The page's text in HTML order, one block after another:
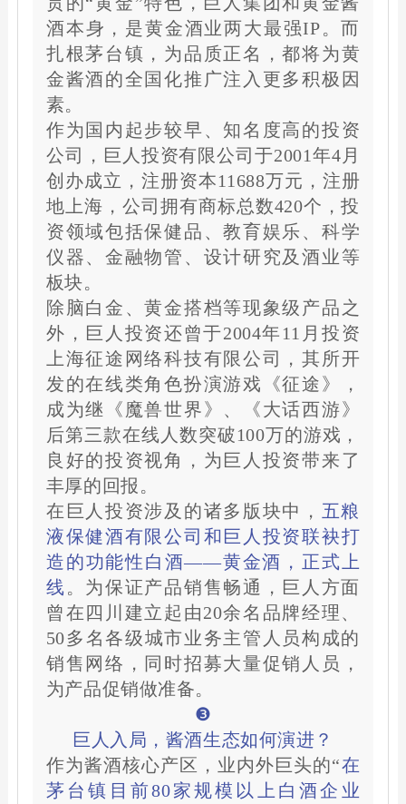
酒本身，是黄金酒业两大最强IP。而
扎根茅台镇，为品质正名，都将为黄
金酱酒的全国化推广注入更多积极因
素。
作为国内起步较早、知名度高的投资
公司，巨人投资有限公司于2001年4月
创办成立，注册资本11688万元，注册
地上海，公司拥有商标总数420个，投
资领域包括保健品、教育娱乐、科学
仪器、金融物管、设计研究及酒业等
板块。
除脑白金、黄金搭档等现象级产品之
外，巨人投资还曾于2004年11月投资
上海征途网络科技有限公司，其所开
发的在线类角色扮演游戏《征途》，
成为继《魔兽世界》、《大话西游》
后第三款在线人数突破100万的游戏，
良好的投资视角，为巨人投资带来了
丰厚的回报。
在巨人投资涉及的诸多版块中， 五粮
液保健酒有限公司和巨人投资联袂打
造的功能性白酒——黄金酒，正式上
线 。为保证产品销售畅通，巨人方面
曾在四川建立起由20余名品牌经理、
50多名各级城市业务主管人员构成的
销售网络，同时招募大量促销人员，
为产品促销做准备。
❸
巨人入局，酱酒生态如何演进？
作为酱酒核心产区，业内外巨头的“在
茅台镇目前80家规模以上白酒企业